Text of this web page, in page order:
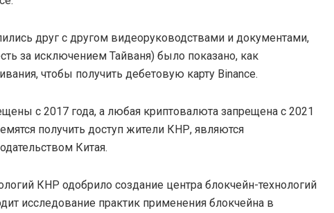
друг с другом видеоруководствами и документами,
за исключением Тайваня) было показано, как
чтобы получить дебетовую карту Binance.
с 2017 года, а любая криптовалюта запрещена с 2021
получить доступ жители КНР, являются
Китая.
КНР одобрило создание центра блокчейн-технологий
исследование практик применения блокчейна в